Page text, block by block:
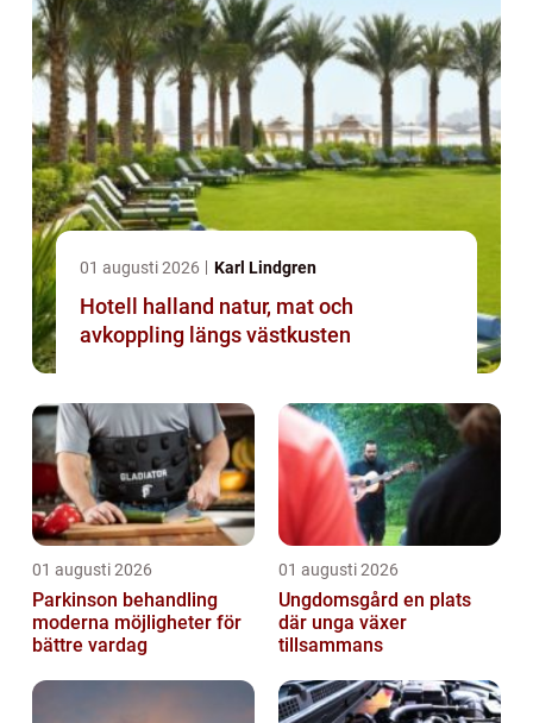
01 augusti 2026 Karl Lindgren
Hotell halland natur, mat och
avkoppling längs västkusten
01 augusti 2026
Parkinson behandling
moderna möjligheter för
bättre vardag
01 augusti 2026
Ungdomsgård en plats
där unga växer
tillsammans